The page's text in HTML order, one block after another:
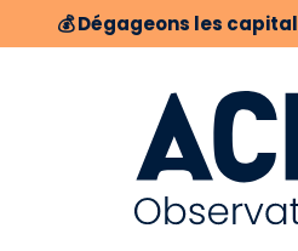
💰Dégageons les